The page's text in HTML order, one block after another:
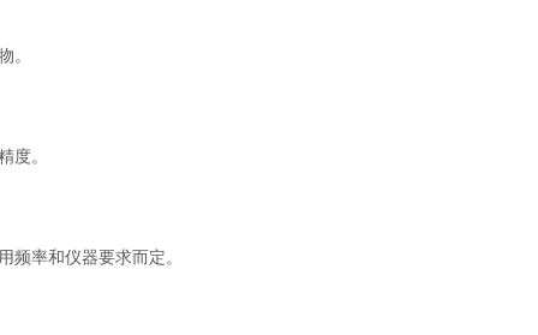
。
度。
频率和仪器要求而定。